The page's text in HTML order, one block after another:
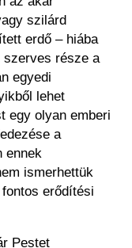
szilárd
erdő – hiába
szerves része a
egyedi
lehet
egy olyan emberi
a
ennek
ismerhettük
erődítési
Pestet